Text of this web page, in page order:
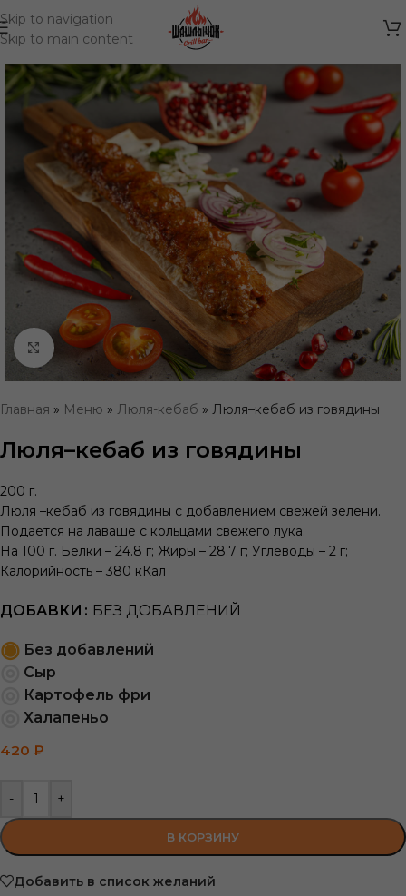
Skip to navigation
Skip to main content
Нажмите, чтобы увеличить
Главная » Меню » Люля-кебаб » Люля–кебаб из говядины
Люля–кебаб из говядины
200 г.
Люля –кебаб из говядины с добавлением свежей зелени.
Подается на лаваше с кольцами свежего лука.
На 100 г. Белки – 24.8 г; Жиры – 28.7 г; Углеводы – 2 г;
Калорийность – 380 кКал
ДОБАВКИ БЕЗ ДОБАВЛЕНИЙ
Без добавлений
Сыр
Картофель фри
Халапеньо
420 ₽
- +
В КОРЗИНУ
Добавить в список желаний